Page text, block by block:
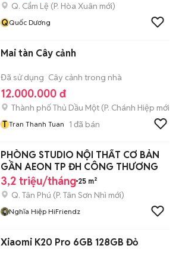
Q. Cẩm Lệ (P. Hòa Xuân mới)
QQuốc Dương
Mai tàn Cây cảnh
Đã sử dụng Cây cảnh trong nhà
12.000.000 đ
Thành phố Thủ Dầu Một (P. Chánh Hiệp mới)
T Tran Thanh Tuan 1 đã bán
PHÒNG STUDIO NỘI THẤT CƠ BẢN
GẦN AEON TP ĐH CÔNG THƯƠNG
3,2 triệu/tháng 25 m²
Q. Tân Phú (P. Tân Sơn Nhì mới)
Nghĩa Hiệp HiFriendz
Xiaomi K20 Pro 6GB 128GB Đỏ